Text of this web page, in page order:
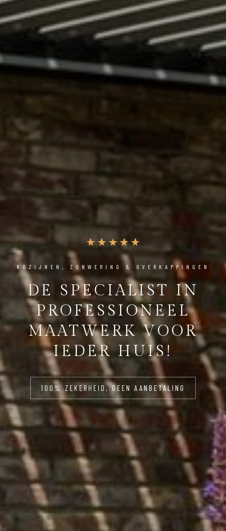
KOZIJNEN, ZONWERING & OVERKAPPINGEN
DE SPECIALIST IN
PROFESSIONEEL
MAATWERK VOOR
IEDER HUIS!
100% ZEKERHEID, GEEN AANBETALING